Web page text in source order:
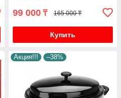
99 000 ₸ 165 000 ₸
Купить
Акция!!! –38%